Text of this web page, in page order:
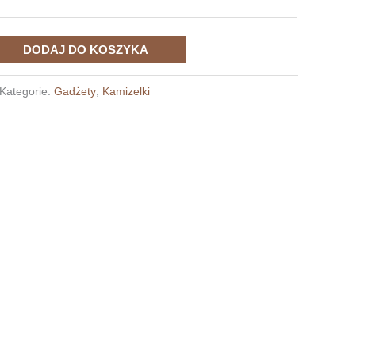
DODAJ DO KOSZYKA
Kategorie:Gadżety Kamizelki